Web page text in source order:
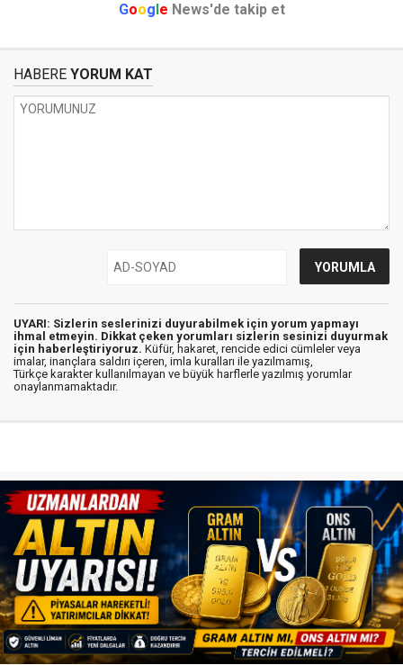
Google News'de takip et
HABERE YORUM KAT
UYARI: Sizlerin seslerinizi duyurabilmek için yorum yapmayı
ihmal etmeyin. Dikkat çeken yorumları sizlerin sesinizi duyurmak
için haberleştiriyoruz. Küfür, hakaret, rencide edici cümleler veya
imalar, inançlara saldırı içeren, imla kuralları ile yazılmamış,
Türkçe karakter kullanılmayan ve büyük harflerle yazılmış yorumlar
onaylanmamaktadır.